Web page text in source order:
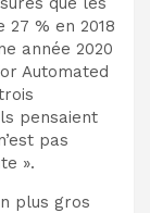
% en 2018
année 2020
Automated
pensaient
pas
».
plus gros